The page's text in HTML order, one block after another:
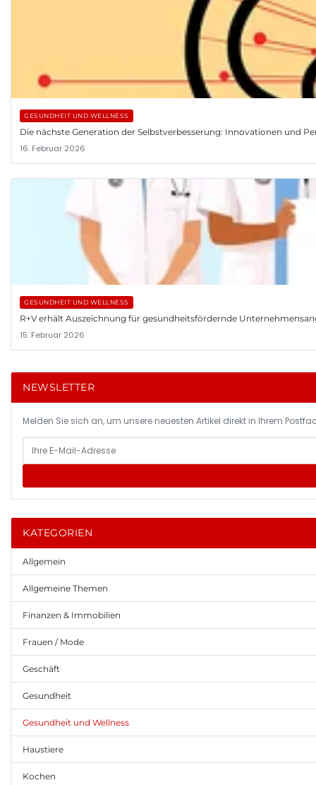
GESUNDHEIT UND WELLNESS
Die nächste Generation der Selbstverbesserung: Innovationen und
16. Februar 2026
GESUNDHEIT UND WELLNESS
R+V erhält Auszeichnung für gesundheitsfördernde
15. Februar 2026
NEWSLETTER
Melden Sie sich an, um unsere neuesten Artikel direkt in Ihrem
KATEGORIEN
Allgemein
Allgemeine Themen
Finanzen & Immobilien
Frauen / Mode
Geschäft
Gesundheit
Gesundheit und Wellness
Haustiere
Kochen